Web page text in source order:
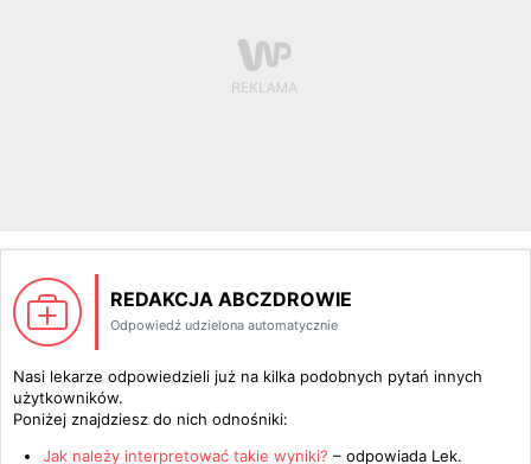
REDAKCJA ABCZDROWIE
Odpowiedź udzielona automatycznie
Nasi lekarze odpowiedzieli już na kilka podobnych pytań innych
użytkowników.
Poniżej znajdziesz do nich odnośniki:
Jak należy interpretować takie wyniki? – odpowiada Lek.